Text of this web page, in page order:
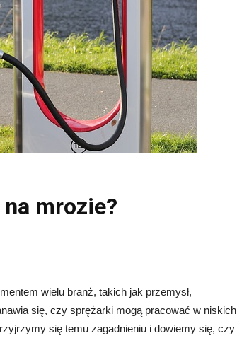
mrozie?
wielu branż, takich jak przemysł,
się, czy sprężarki mogą pracować w niskich
się temu zagadnieniu i dowiemy się, czy